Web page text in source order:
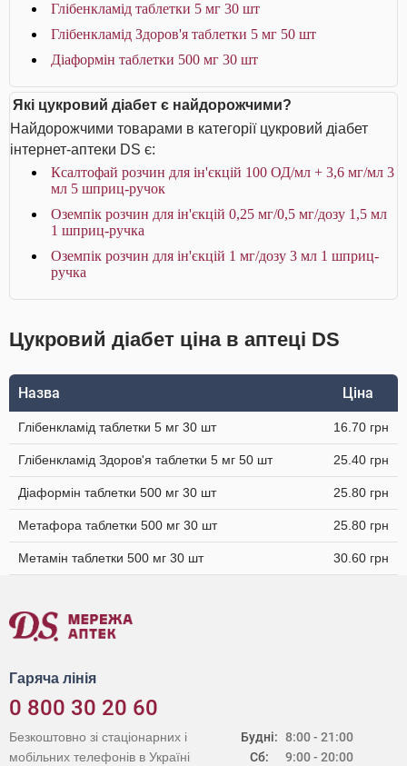
Глібенкламід таблетки 5 мг 30 шт
Глібенкламід Здоров'я таблетки 5 мг 50 шт
Діаформін таблетки 500 мг 30 шт
Які цукровий діабет є найдорожчими?
Найдорожчими товарами в категорії цукровий діабет
інтернет-аптеки DS є:
Ксалтофай розчин для ін'єкцій 100 ОД/мл + 3,6 мг/мл 3
мл 5 шприц-ручок
Оземпік розчин для ін'єкцій 0,25 мг/0,5 мг/дозу 1,5 мл
1 шприц-ручка
Оземпік розчин для ін'єкцій 1 мг/дозу 3 мл 1 шприц-
ручка
Цукровий діабет ціна в аптеці DS
Назва Ціна
Глібенкламід таблетки 5 мг 30 шт 16.70 грн
Глібенкламід Здоров'я таблетки 5 мг 50 шт 25.40 грн
Діаформін таблетки 500 мг 30 шт 25.80 грн
Метафора таблетки 500 мг 30 шт 25.80 грн
Метамін таблетки 500 мг 30 шт 30.60 грн
Гаряча лінія
0 800 30 20 60
Будні:
Сб:
8:00 - 21:00
9:00 - 20:00
Безкоштовно зі стаціонарних і
мобільних телефонів в Україні